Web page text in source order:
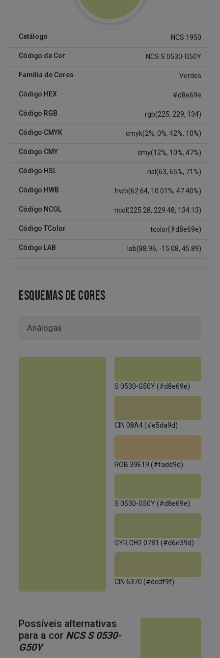
Catálogo NCS 1950
Código da Cor NCS S 0530-G50Y
Família de Cores Verdes
Código HEX #d8e69e
Código RGB rgb(225, 229, 134)
Código CMYK cmyk(2%, 0%, 42%, 10%)
Código CMY cmy(12%, 10%, 47%)
Código HSL hsl(63, 65%, 71%)
Código HWB hwb(62.64, 10.01%, 47.40%)
Código NCOL ncol(225.28, 229.48, 134.13)
Código TColor tcolor(#d8e69e)
Código LAB lab(88.96, -15.08, 45.89)
ESQUEMAS DE CORES
S 0530-G50Y (#d8e69e)
CIN 08A4 (#e5da9d)
ROB 39E19 (#fadd9d)
S 0530-G50Y (#d8e69e)
DYR CH2 0781 (#d6e39d)
CIN 6370 (#dcdf9f)
Possíveis alternativas
para a cor NCS S 0530-
G50Y